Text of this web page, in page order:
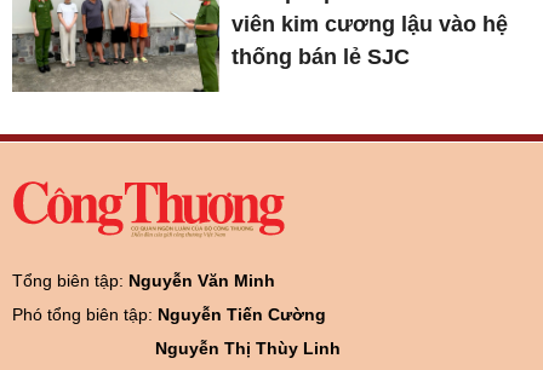
viên kim cương lậu vào hệ
thống bán lẻ SJC
Tổng biên tập: Nguyễn Văn Minh
Phó tổng biên tập: Nguyễn Tiến Cường
Nguyễn Thị Thùy Linh